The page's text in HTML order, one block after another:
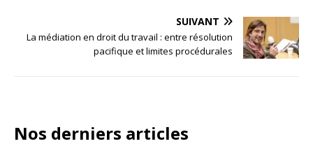
SUIVANT
La médiation en droit du travail : entre résolution
pacifique et limites procédurales
Nos derniers articles